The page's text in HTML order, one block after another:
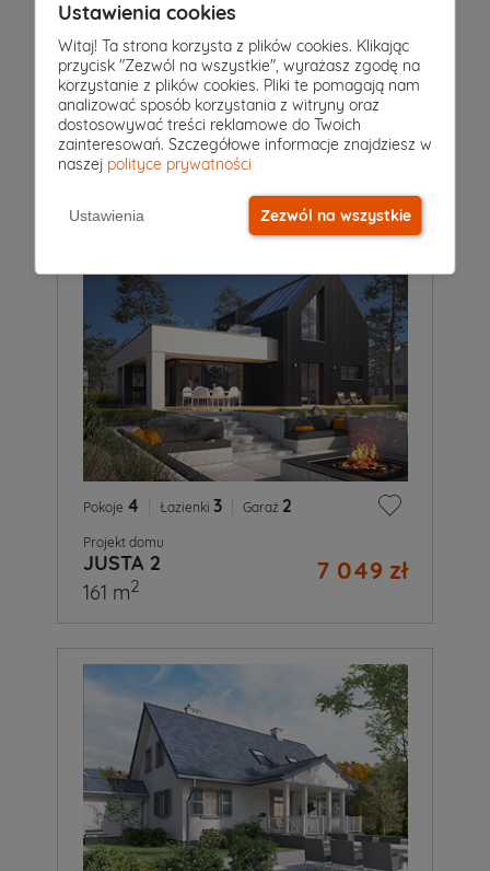
Pokoje4 | Łazienki3 | Garaż2
Projekt domu
PLATAN 9 949 zł
175 m2
Pokoje 4 Łazienki 3 Garaż 2
Projekt domu
JUSTA 2 7 049 zł
161 m2
Ustawienia cookies
Witaj! Ta strona korzysta z plików cookies. Klikając
przycisk "Zezwól na wszystkie", wyrażasz zgodę na
korzystanie z plików cookies. Pliki te pomagają nam
analizować sposób korzystania z witryny oraz
dostosowywać treści reklamowe do Twoich
zainteresowań. Szczegółowe informacje znajdziesz w
naszej polityce prywatności
Ustawienia Zezwól na wszystkie